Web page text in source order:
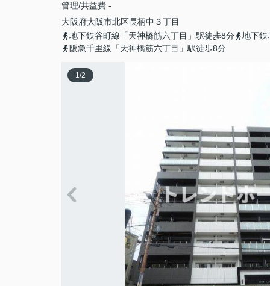
管理/共益費 -
大阪府大阪市北区長柄中 ３丁目
地下鉄谷町線「天神橋筋六丁目」駅徒歩8分
地下鉄
阪急千里線「天神橋筋六丁目」駅徒歩8分
1/2